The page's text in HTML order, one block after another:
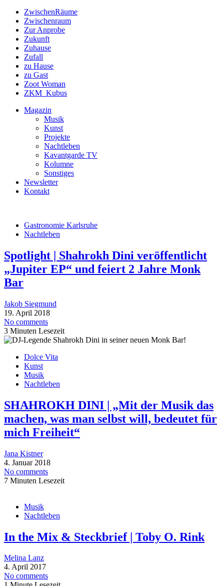
ZwischenRäume
Zwischenraum
Zur Anprobe
Zukunft
Zuhause
Zufall
zu Hause
zu Gast
Zoot Woman
ZKM_Kubus
Magazin
Musik
Kunst
Projekte
Nachtleben
Kavantgarde TV
Kolumne
Sonstiges
Newsletter
Kontakt
Gastronomie Karlsruhe
Nachtleben
Spotlight | Shahrokh Dini veröffentlicht
„Jupiter EP“ und feiert 2 Jahre Monk
Bar
Jakob Siegmund
19. April 2018
No comments
3 Minuten Lesezeit
Dolce Vita
Kunst
Musik
Nachtleben
SHAHROKH DINI | „Mit der Musik das
machen, was man selbst will, bedeutet für
mich Freiheit“
Jana Kistner
4. Januar 2018
No comments
7 Minuten Lesezeit
Musik
Nachtleben
In the Mix & Steckbrief | Toby O. Rink
Melina Lanz
4. April 2017
No comments